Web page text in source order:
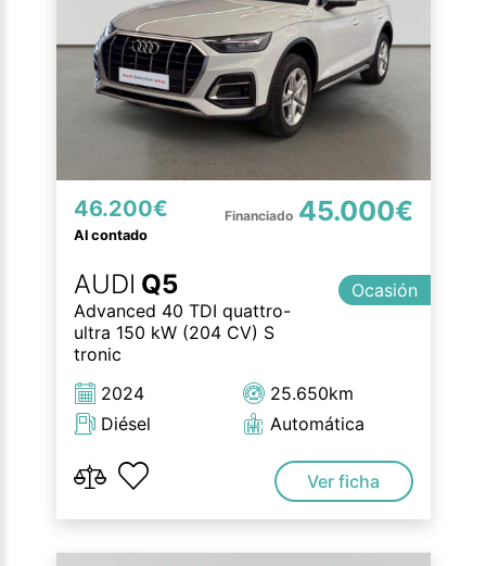
46.200€
Al contado
45.000€
AUDI Q5
Advanced 40 TDI quattro-
ultra 150 kW (204 CV) S
tronic
Ocasión
2024
Diésel
25.650km
Automática
Ver ficha